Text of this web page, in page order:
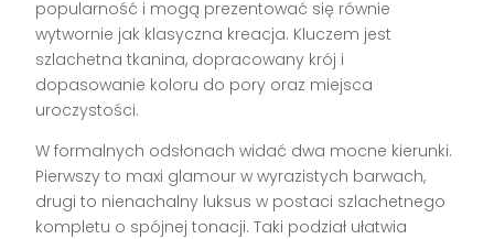
popularność i mogą prezentować się równie
wytwornie jak klasyczna kreacja. Kluczem jest
szlachetna tkanina, dopracowany krój i
dopasowanie koloru do pory oraz miejsca
uroczystości.
W formalnych odsłonach widać dwa mocne kierunki.
Pierwszy to maxi glamour w wyrazistych barwach,
drugi to nienachalny luksus w postaci szlachetnego
kompletu o spójnej tonacji. Taki podział ułatwia